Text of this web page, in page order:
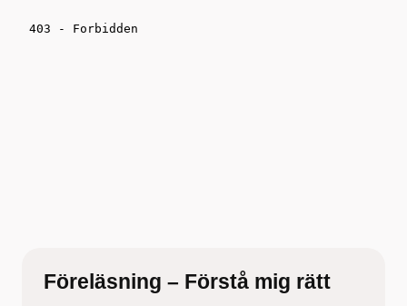
Föreläsning – Förstå mig rätt